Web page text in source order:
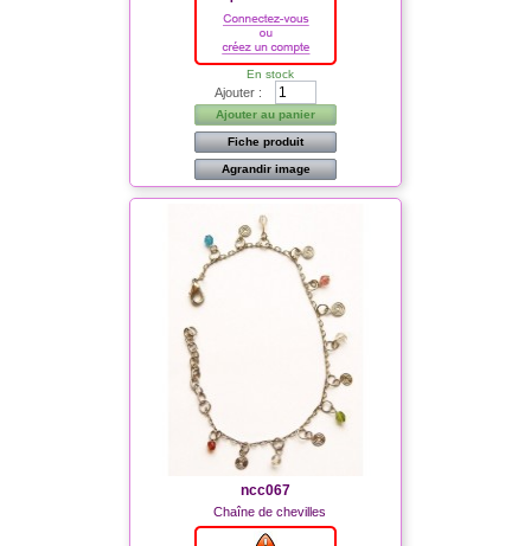
En stock
Ajouter :
Ajouter au panier
Fiche produit
Agrandir image
ncc067
Chaîne de chevilles